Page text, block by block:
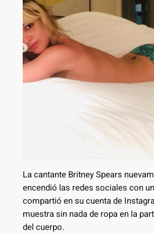
La cantante Britney Spears
encendió las redes sociales con
compartió en su cuenta de
muestra sin nada de ropa en la
del cuerpo.